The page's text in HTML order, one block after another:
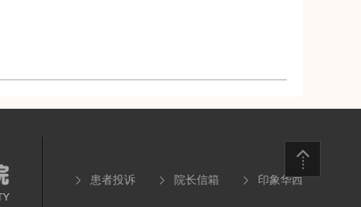
患者投诉 院长信箱 印象华西